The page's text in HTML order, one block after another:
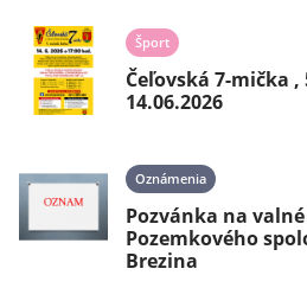
Šport
Čeľovská 7-mička
14.06.2026
Oznámenia
Pozvánka na
Pozemkového
Brezina